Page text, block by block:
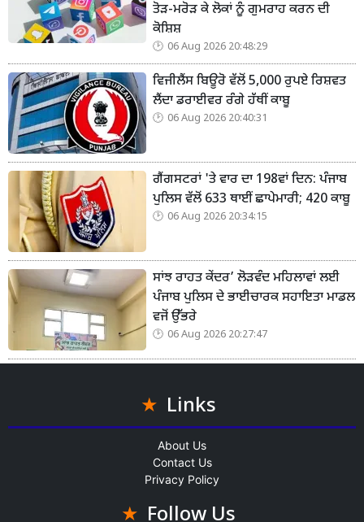
ਤੋੜ-ਮਰੋੜ ਕੇ ਲੋਕਾਂ ਨੂੰ ਗੁਮਰਾਹ ਕਰਨ ਦੀ
ਕੋਸ਼ਿਸ਼
06 Aug 2026 20:48:29
ਵਿਜੀਲੈਂਸ ਬਿਊਰੋ ਵੱਲੋਂ 5,000 ਰੁਪਏ ਰਿਸ਼ਵਤ
ਲੈਂਦਾ ਡਰਾਈਵਰ ਰੰਗੇ ਹੱਥੀਂ ਕਾਬੂ
06 Aug 2026 20:40:31
ਗੈਂਗਸਟਰਾਂ 'ਤੇ ਵਾਰ ਦਾ 198ਵਾਂ ਦਿਨ: ਪੰਜਾਬ
ਪੁਲਿਸ ਵੱਲੋਂ 633 ਥਾਈਂ ਛਾਪੇਮਾਰੀ; 420 ਕਾਬੂ
06 Aug 2026 20:34:15
ਸਾਂਝ ਰਾਹਤ ਕੇਂਦਰ’ ਲੋੜਵੰਦ ਮਹਿਲਾਵਾਂ ਲਈ
ਪੰਜਾਬ ਪੁਲਿਸ ਦੇ ਭਾਈਚਾਰਕ ਸਹਾਇਤਾ ਮਾਡਲ
ਵਜੋਂ ਉੱਭਰੇ
06 Aug 2026 20:27:47
Links
About Us
Contact Us
Privacy Policy
Follow Us